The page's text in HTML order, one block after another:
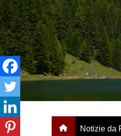
Salta
al
contenuto
Notizie da